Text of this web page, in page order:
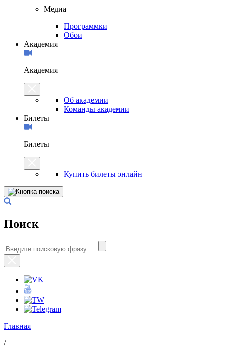
Медиа
Программки
Обои
Академия
Академия
Об академии
Команды академии
Билеты
Билеты
Купить билеты онлайн
Поиск
Главная
/